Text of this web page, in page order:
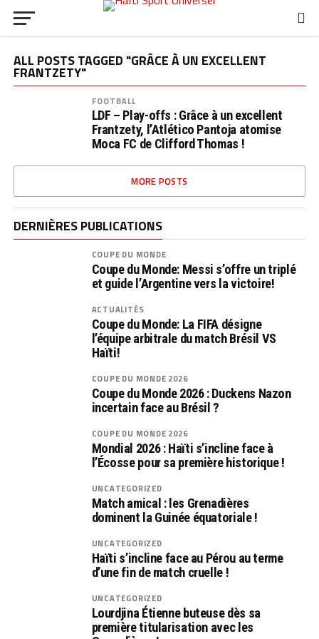
ALL POSTS TAGGED "GRÂCE À UN EXCELLENT
FRANTZETY"
FOOTBALL
LDF – Play-offs : Grâce à un excellent
Frantzety, l’Atlético Pantoja atomise
Moca FC de Clifford Thomas !
MORE POSTS
DERNIÈRES PUBLICATIONS
COUPE DU MONDE
Coupe du Monde: Messi s’offre un triplé
et guide l’Argentine vers la victoire!
ACTUALITÉS
Coupe du Monde: La FIFA désigne
l’équipe arbitrale du match Brésil VS
Haïti!
COUPE DU MONDE 2026
Coupe du Monde 2026 : Duckens Nazon
incertain face au Brésil ?
COUPE DU MONDE 2026
Mondial 2026 : Haïti s’incline face à
l’Écosse pour sa première historique !
UNCATEGORIZED
Match amical : les Grenadières
dominent la Guinée équatoriale !
UNCATEGORIZED
Haïti s’incline face au Pérou au terme
d’une fin de match cruelle !
UNCATEGORIZED
Lourdjina Étienne buteuse dès sa
première titularisation avec les